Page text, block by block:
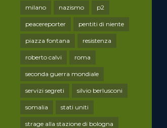
milano nazismo p2
peacereporter pentiti di niente
piazza fontana resistenza
roberto calvi roma
seconda guerra mondiale
servizi segreti silvio berlusconi
somalia stati uniti
strage alla stazione di bologna